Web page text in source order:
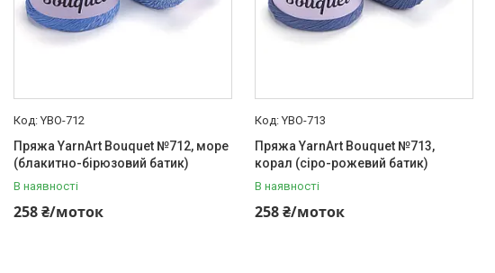
YBO-712
Пряжа YarnArt Bouquet №712, море
(блакитно-бірюзовий батик)
В наявності
258 ₴/моток
YBO-713
Пряжа YarnArt Bouquet №713,
корал (сіро-рожевий батик)
В наявності
258 ₴/моток